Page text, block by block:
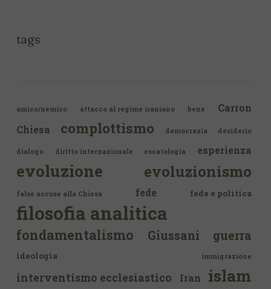
tags
amico/nemico attacco al regime iraniano bene
Carron
Chiesa
complottismo democrazia desiderio
dialogo diritto internazionale escatologia esperienza
evoluzione evoluzionismo
false accuse alla Chiesa fede fede e politica
filosofia analitica
fondamentalismo Giussani guerra
ideologia immigrazione
interventismo ecclesiastico Iran islam